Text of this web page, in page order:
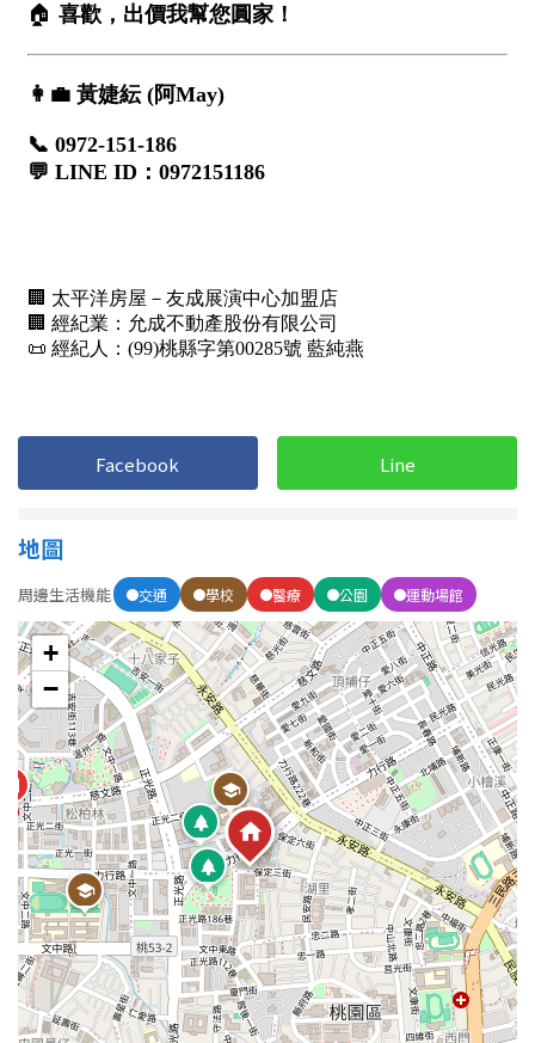
Facebook Line
地圖
周邊生活機能 交通 學校 醫療 公園 運動場館
+
−